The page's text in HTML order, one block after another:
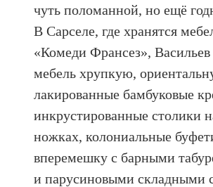
чуть поломанной, но ещё
В Сарселе, где хранятся
«Комеди Франсез», Васильев
мебель хрупкую,
лакированные бамбуковые
инкрустированные столики
ножках, колониальные
вперемешку с барными
и парусиновыми складными